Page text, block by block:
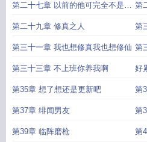
第二十七章 以前的他可完全不是这
个样子
第
应
第二十九章 修真之人 第
第三十一章 我也想修真我也想修仙 第
第三十三章 不上班你养我啊 好
第35章 想了想还是更新吧 第
第37章 绯闻男友 第
第39章 临阵磨枪 第